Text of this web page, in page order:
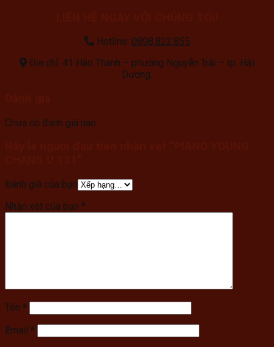
Hotline: 0898.822.855
Địa chỉ: 41 Hào Thành – phường Nguyễn Trãi – tp. Hải
Dương.
Chưa có đánh giá nào.
Đánh giá của bạn
Nhận xét của bạn *
Tên *
Email *